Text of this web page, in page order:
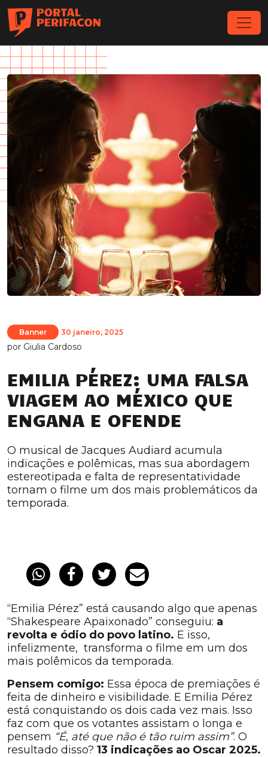
Banner 30 janeiro, 2025
por Giulia Cardoso
EMILIA PÉREZ: UMA FALSA
VIAGEM AO MÉXICO QUE
ENGANA E OFENDE
O musical de Jacques Audiard acumula
indicações e polêmicas, mas sua abordagem
estereotipada e falta de representatividade
tornam o filme um dos mais problemáticos da
temporada.
“Emilia Pérez” está causando algo que apenas
“Shakespeare Apaixonado” conseguiu: a
revolta e ódio do povo latino. E isso,
infelizmente, transforma o filme em um dos
mais polêmicos da temporada.
Pensem comigo: Essa época de premiações é
feita de dinheiro e visibilidade. E Emilia Pérez
está conquistando os dois cada vez mais. Isso
faz com que os votantes assistam o longa e
pensem “É, até que não é tão ruim assim”. O
resultado disso? 13 indicações ao Oscar 2025.